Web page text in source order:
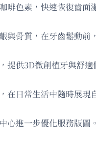
啡色素，快速恢復齒面
與骨質，在牙齒鬆動前
提供3D微創植牙與舒適
在日常生活中隨時展現
心進一步優化服務版圖。